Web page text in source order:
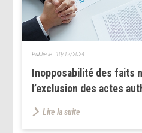
Inopposabilité des faits
l’exclusion des actes
Publié le : 10/12/2024
Lire la suite